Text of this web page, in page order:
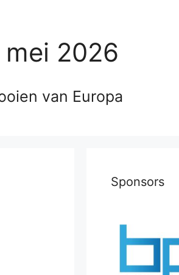
2026
van Europa
Sponsors